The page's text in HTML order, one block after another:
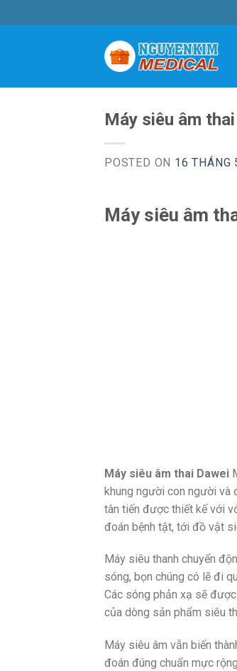
to
Máy siêu âm
POSTED ON 16 THÁNG
Máy siêu âm
Máy siêu âm thai Dawei
khung người con người và
tân tiến được thiết kế với
đoán bệnh tật, tới đồ vật
Máy siêu thanh chuyển
sóng, bọn chúng có lẽ đi
Các sóng phản xạ sẽ
của dòng sản phẩm siêu
Máy siêu âm vẫn biến
đoán đúng chuẩn mực